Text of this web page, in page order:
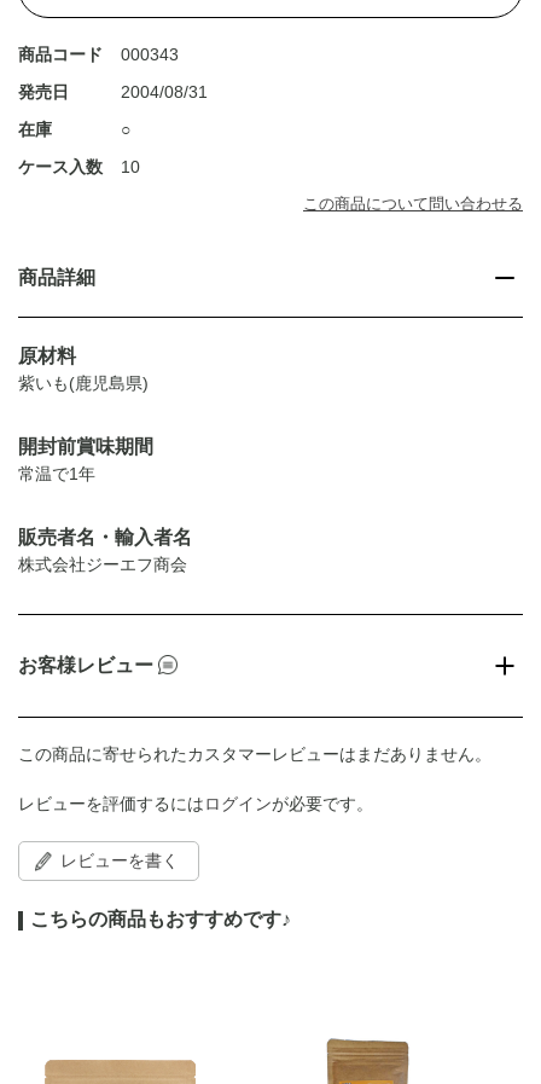
商品コード
000343
発売日
2004/08/31
在庫
○
ケース入数
10
この商品について問い合わせる
商品詳細
原材料
紫いも(鹿児島県)
開封前賞味期間
常温で1年
販売者名・輸入者名
株式会社ジーエフ商会
お客様レビュー
この商品に寄せられたカスタマーレビューはまだありません。
レビューを評価するにはログインが必要です。
レビューを書く
こちらの商品もおすすめです♪